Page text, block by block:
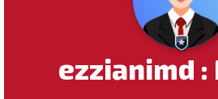
ezzianimd :